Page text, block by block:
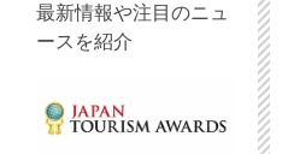
最新情報や注目のニュ
ースを紹介